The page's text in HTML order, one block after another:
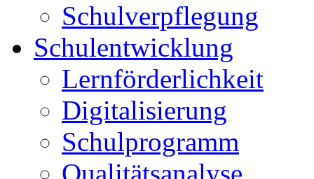
Schulverpflegung
Schulentwicklung
Lernförderlichkeit
Digitalisierung
Schulprogramm